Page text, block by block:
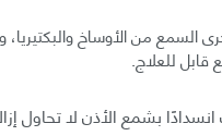
من الأوساخ والبكتيريا،
للعلاج.
بشمع الأذن لا تحاول